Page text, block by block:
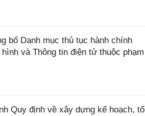
bố Danh mục thủ tục hành chính
và Thông tin điện tử thuộc phạm
Quy định về xây dựng kế hoạch, tổ